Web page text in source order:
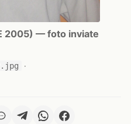
2005) — foto inviate
·